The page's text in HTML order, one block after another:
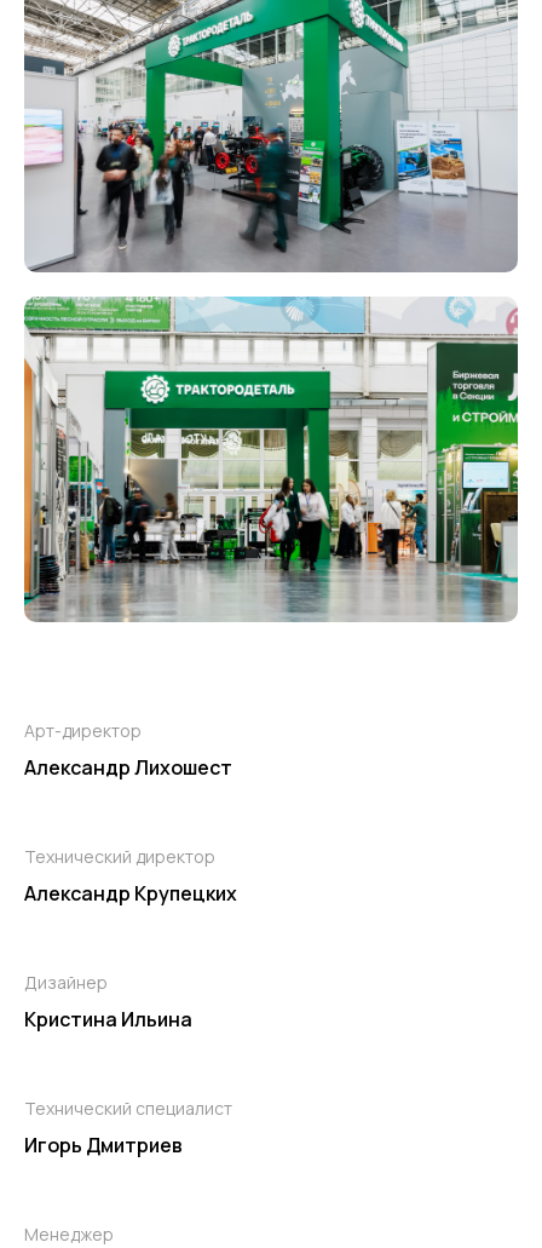
Арт-директор
Александр Лихошест
Технический директор
Александр Крупецких
Дизайнер
Кристина Ильина
Технический специалист
Игорь Дмитриев
Менеджер